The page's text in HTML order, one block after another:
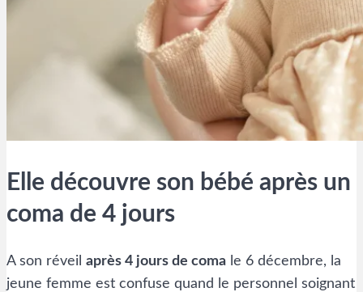
Elle découvre son bébé après un
coma de 4 jours
A son réveil après 4 jours de coma le 6 décembre, la
jeune femme est confuse quand le personnel soignant